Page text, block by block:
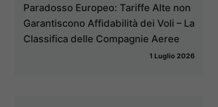
Paradosso Europeo: Tariffe Alte non
Garantiscono Affidabilità dei Voli – La
Classifica delle Compagnie Aeree
1 Luglio 2026